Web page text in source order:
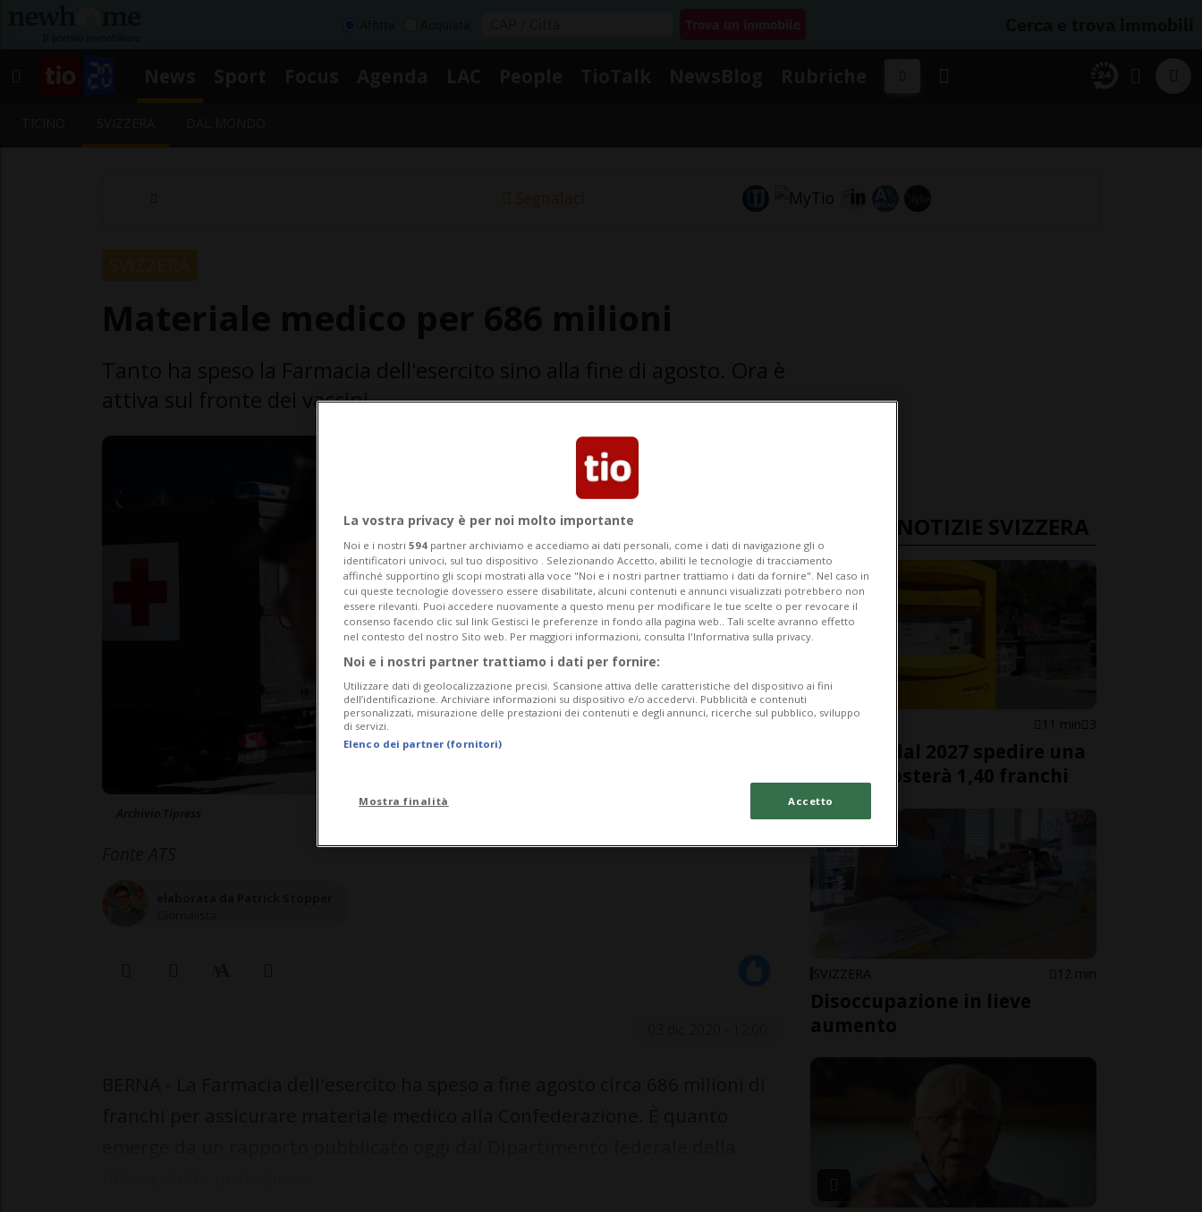
Segnalaci
attiva sul fronte dei vaccini
ULTIME NOTIZIE SVIZZERA
SVIZZERA 11 min 3
Posta A, dal 2027 spedire una
lettera costerà 1,40 franchi
SVIZZERA 12 min
Disoccupazione in lieve
aumento
La vostra privacy è per noi molto importante
Noi e i nostri 594 partner archiviamo e accediamo ai dati personali, come i dati di navigazione gli o
identificatori univoci, sul tuo dispositivo . Selezionando Accetto, abiliti le tecnologie di tracciamento
affinché supportino gli scopi mostrati alla voce "Noi e i nostri partner trattiamo i dati da fornire". Nel caso in
cui queste tecnologie dovessero essere disabilitate, alcuni contenuti e annunci visualizzati potrebbero non
essere rilevanti. Puoi accedere nuovamente a questo menu per modificare le tue scelte o per revocare il
consenso facendo clic sul link Gestisci le preferenze in fondo alla pagina web.. Tali scelte avranno effetto
nel contesto del nostro Sito web. Per maggiori informazioni, consulta l'Informativa sulla privacy.
Noi e i nostri partner trattiamo i dati per fornire:
Utilizzare dati di geolocalizzazione precisi. Scansione attiva delle caratteristiche del dispositivo ai fini
dell’identificazione. Archiviare informazioni su dispositivo e/o accedervi. Pubblicità e contenuti
personalizzati, misurazione delle prestazioni dei contenuti e degli annunci, ricerche sul pubblico, sviluppo
di servizi.
Elenco dei partner (fornitori)
Mostra finalità Accetto